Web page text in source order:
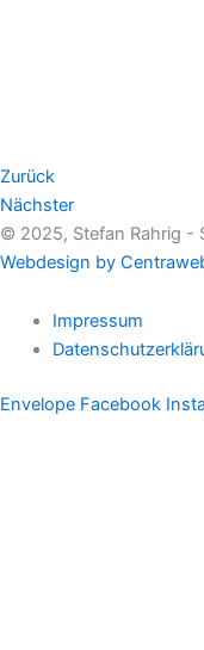
Zurück
Nächster
© 2025, Stefan Rahrig -
Webdesign by
Impressum
Envelope Facebook